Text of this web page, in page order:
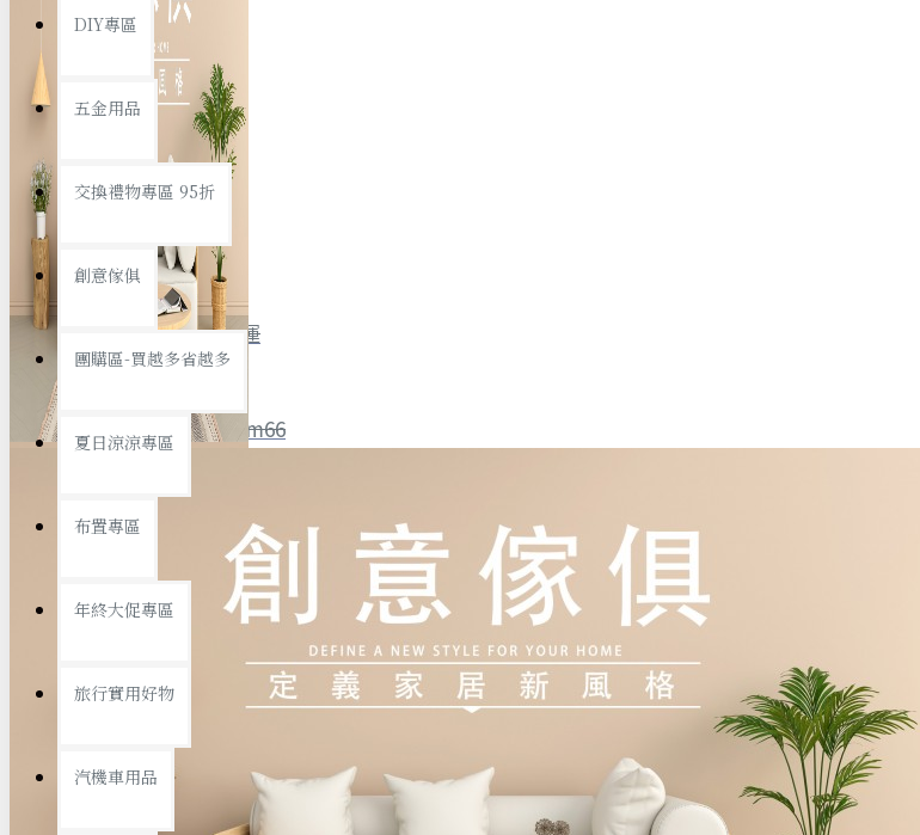
全館限時滿799免運
聯絡我們 ID : @ym66
優惠活動 最新活動
個人衛浴用品
浴室置物/收納
旅行收納
汽機車用品
查看更多
DIY專區
五金用品
交換禮物專區 95折
創意傢俱
團購區-買越多省越多
夏日涼涼專區
布置專區
年終大促專區
旅行實用好物
汽機車用品